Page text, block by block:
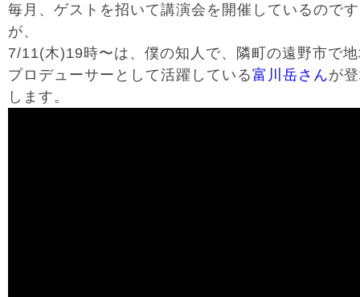
毎月、ゲストを招いて講演会を開催しているのです
が、
7/11(木)19時〜は、僕の知人で、隣町の遠野市で
プロデューサーとして活躍している富川岳さんが
します。